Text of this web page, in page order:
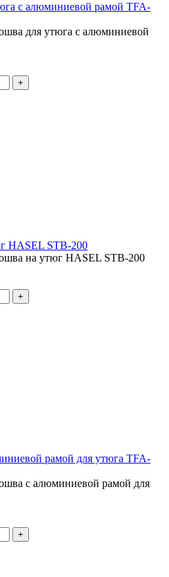
с алюминиевой рамой TFA-
для утюга с алюминиевой
+
HASEL STB-200
на утюг HASEL STB-200
+
рамой для утюга TFA-
с алюминиевой рамой для
+